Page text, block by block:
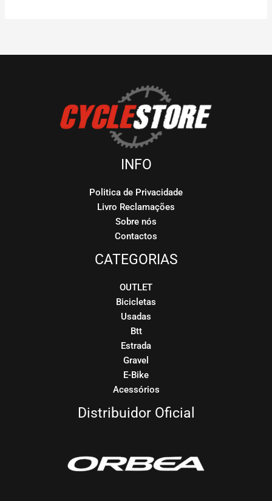
INFO
Politica de Privacidade
Livro Reclamações
Sobre nós
Contactos
CATEGORIAS
OUTLET
Bicicletas
Usadas
Btt
Estrada
Gravel
E-Bike
Acessórios
Distribuidor Oficial